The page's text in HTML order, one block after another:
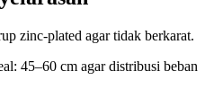
zinc-plated agar tidak berkarat.
45–60 cm agar distribusi beban